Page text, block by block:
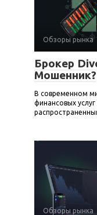
Обзоры рынка
Брокер
Мошенник?
В современном
финансовых
Обзоры рынка